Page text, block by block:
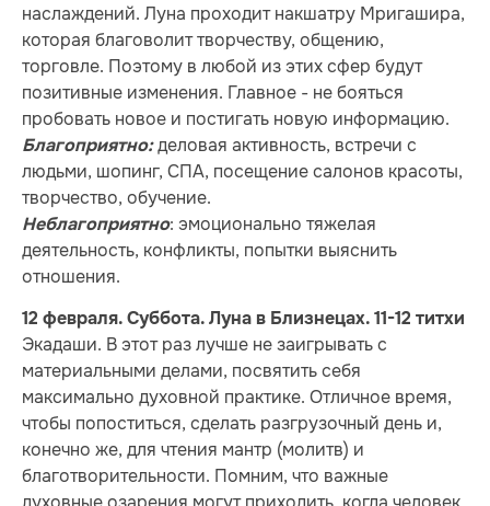
наслаждений. Луна проходит накшатру Мригашира,
которая благоволит творчеству, общению,
торговле. Поэтому в любой из этих сфер будут
позитивные изменения. Главное - не бояться
пробовать новое и постигать новую информацию.
Благоприятно:деловая активность, встречи с
людьми, шопинг, СПА, посещение салонов красоты,
творчество, обучение.
Неблагоприятно: эмоционально тяжелая
деятельность, конфликты, попытки выяснить
отношения.
12 февраля. Суббота. Луна в Близнецах. 11-12 титхи
Экадаши. В этот раз лучше не заигрывать с
материальными делами, посвятить себя
максимально духовной практике. Отличное время,
чтобы попоститься, сделать разгрузочный день и,
конечно же, для чтения мантр (молитв) и
благотворительности. Помним, что важные